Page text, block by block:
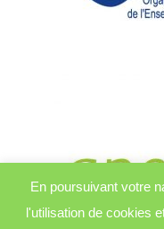
En poursuivant votre
l'utilisation de cookies